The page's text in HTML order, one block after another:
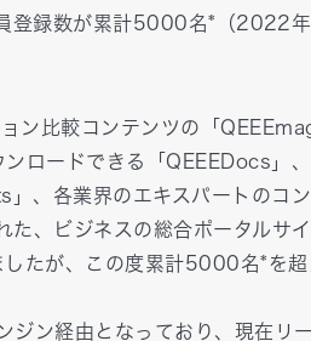
登録数が累計5000名*（2022
ン比較コンテンツの「
ロードできる「QEEEDocs」
、各業界のエキスパートのコ
、ビジネスの総合ポータルサ
たが、この度累計5000名*を超
ジン経由となっており、現在リ